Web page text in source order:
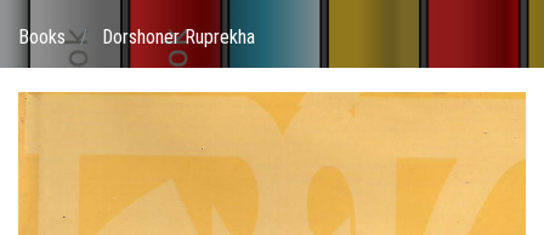
Books / Dorshoner Ruprekha